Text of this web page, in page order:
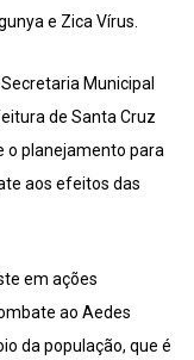
e Zica Vírus.
Municipal
de Santa Cruz
o planejamento para
aos efeitos das
em ações
ao Aedes
da população, que é